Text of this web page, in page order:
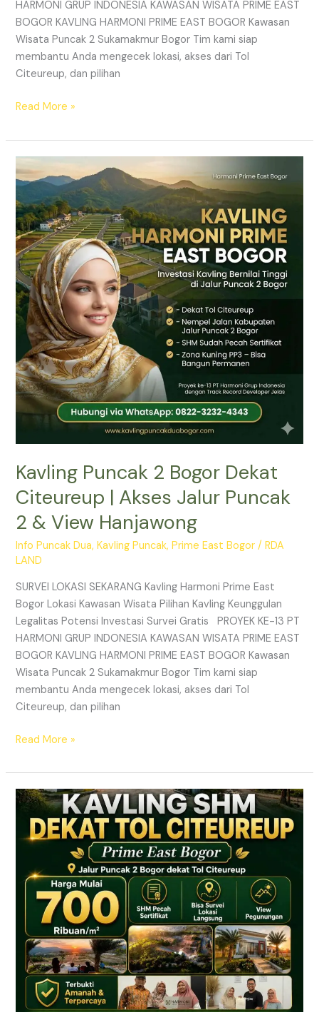
HARMONI GRUP INDONESIA KAWASAN WISATA PRIME EAST
BOGOR KAVLING HARMONI PRIME EAST BOGOR Kawasan
Wisata Puncak 2 Sukamakmur Bogor Tim kami siap
membantu Anda mengecek lokasi, akses dari Tol
Citeureup, dan pilihan
Read More »
Kavling Puncak 2 Bogor Dekat
Citeureup | Akses Jalur Puncak
2 & View Hanjawong
Info Puncak Dua,Kavling Puncak,Prime East Bogor /RDA
LAND
SURVEI LOKASI SEKARANG Kavling Harmoni Prime East
Bogor Lokasi Kawasan Wisata Pilihan Kavling Keunggulan
Legalitas Potensi Investasi Survei Gratis PROYEK KE-13 PT
HARMONI GRUP INDONESIA KAWASAN WISATA PRIME EAST
BOGOR KAVLING HARMONI PRIME EAST BOGOR Kawasan
Wisata Puncak 2 Sukamakmur Bogor Tim kami siap
membantu Anda mengecek lokasi, akses dari Tol
Citeureup, dan pilihan
Kavling
Puncak
2
Bogor
Dekat
Citeureup
Akses
Jalur
Puncak
View
Hanjawong
Read More »
KAVLING
HARMONI
PRIME
EAST